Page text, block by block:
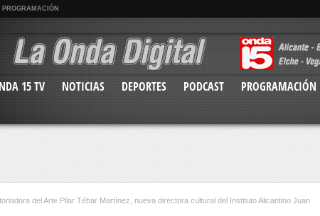
PROGRAMACIÓN
15 TV NOTICIAS DEPORTES PODCAST PROGRAMACIÓN
del Arte Pilar Tébar Martínez, nueva directora cultural del Instituto Alicantino Juan